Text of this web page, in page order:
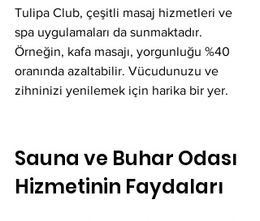
Tulipa Club, çeşitli masaj hizmetleri ve
spa uygulamaları da sunmaktadır.
Örneğin, kafa masajı, yorgunluğu %40
oranında azaltabilir. Vücudunuzu ve
zihninizi yenilemek için harika bir yer.
Sauna ve Buhar Odası
Hizmetinin Faydaları